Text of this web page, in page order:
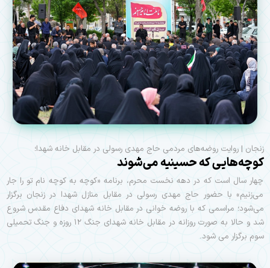
زنجان | روایت روضه‌های مردمی حاج مهدی رسولی در مقابل خانه شهدا؛
کوچه‌هایی که حسینیه می‌شوند
چهار سال است که در دهه نخست محرم، برنامه «کوچه به کوچه نام تو را جار
می‌زنیم» با حضور حاج مهدی رسولی در مقابل منازل شهدا در زنجان برگزار
می‌شود؛ مراسمی که با روضه خوانی در مقابل خانه شهدای دفاع مقدس شروع
شد و حالا به صورت روزانه در مقابل خانه شهدای جنگ ۱۲ روزه و جنگ تحمیلی
سوم برگزار می شود.